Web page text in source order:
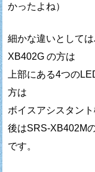
かったよね）
細かな違いとして
XB402G の方は
上部にある4つの
方は
ボイスアシスタン
後はSRS-XB402M
です。